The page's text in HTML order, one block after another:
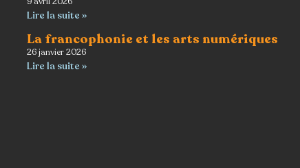
Lire la suite »
La francophonie et les arts numériques
26 janvier 2026
Lire la suite »